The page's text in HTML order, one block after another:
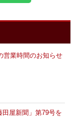
営業時間のお知らせ
田屋新聞」第79号を